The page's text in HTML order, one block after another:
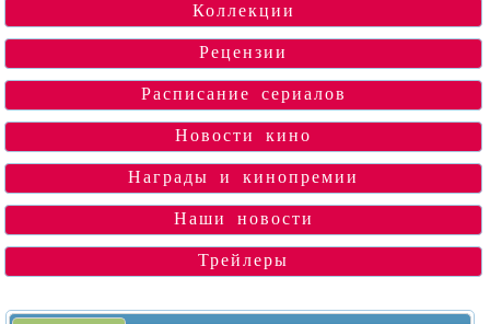
Коллекции
Рецензии
Расписание сериалов
Новости кино
Награды и кинопремии
Наши новости
Трейлеры